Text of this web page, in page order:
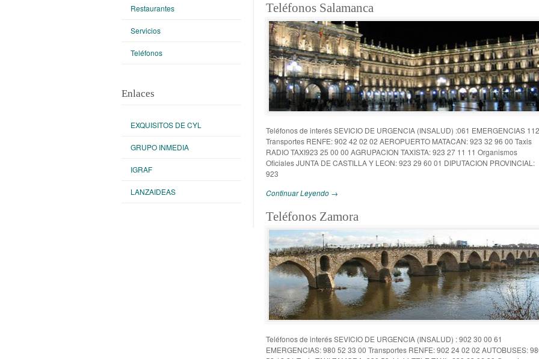
Teléfonos Salamanca
Teléfonos de interés SEVICIO DE URGENCIA (INSALUD) :061 EMERGENCIAS 112
Transportes RENFE: 902 42 02 02 AEROPUERTO MATACAN: 923 32 96 00 Taxis
RADIO TAXI923 25 00 00 AGRUPACION TAXISTA: 923 27 11 11 Organismos
Oficiales JUNTA DE CASTILLA Y LEON: 923 29 60 01 DIPUTACION PROVINCIAL:
923
Continuar Leyendo →
Teléfonos Zamora
Teléfonos de interés SEVICIO DE URGENCIA (INSALUD) : 902 30 00 61
EMERGENCIAS: 980 52 33 00 Transportes RENFE: 902 24 02 02 AUTOBUSES:
Restaurantes
Servicios
Teléfonos
Enlaces
EXQUISITOS DE CYL
GRUPO INMEDIA
IGRAF
LANZAIDEAS